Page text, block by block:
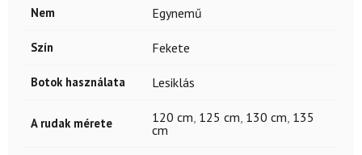
Nem Egynemű
Szín Fekete
Botok használata Lesiklás
A rudak mérete 120 cm 125 cm 130 cm 135
cm